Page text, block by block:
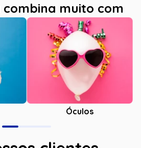
muito com
Óculos